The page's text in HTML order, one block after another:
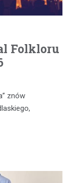
Folkloru
znów